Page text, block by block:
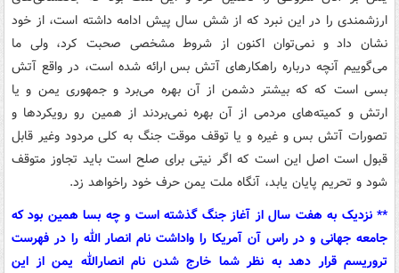
ارزشمندی را در این نبرد که از شش سال پیش ادامه داشته است، از خود
نشان داد و نمی‌توان اکنون از شروط مشخصی صحبت کرد، ولی ما
می‌گوییم آنچه درباره راهکارهای آتش بس ارائه شده است، در واقع آتش
بسی است که که بیشتر دشمن از آن بهره می‌برد و جمهوری یمن و یا
ارتش و کمیته‌های مردمی از آن بهره نمی‌بردند از همین رو رویکردها و
تصورات آتش بس و غیره و یا توقف موقت جنگ به کلی مردود وغیر قابل
قبول است اصل این است که اگر نیتی برای صلح است باید تجاوز متوقف
شود و تحریم پایان یابد، آنگاه ملت یمن حرف خود راخواهد زد.
** نزدیک به هفت سال از آغاز جنگ گذشته است و چه بسا همین بود که
جامعه جهانی و در راس آن آمریکا را واداشت نام انصار الله را در فهرست
تروریسم قرار دهد به نظر شما خارج شدن نام انصارالله یمن از این